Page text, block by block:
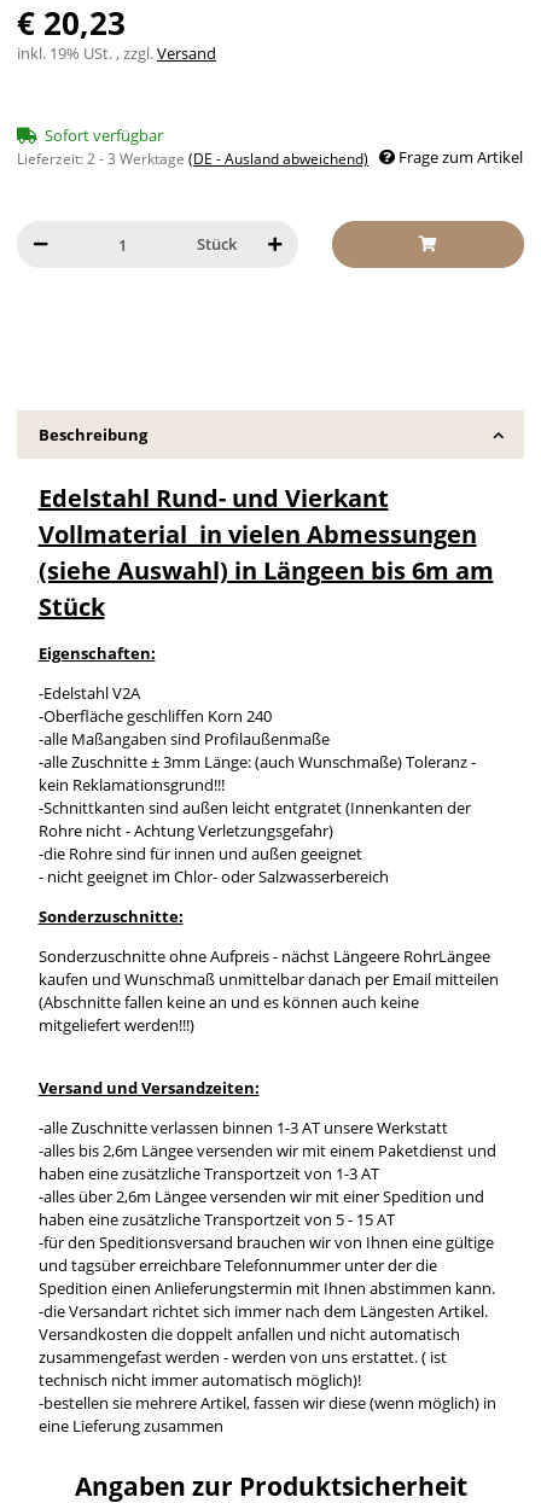
€ 20,23
inkl. 19% USt. , zzgl.Versand
Sofort verfügbar
Lieferzeit:2 - 3 Werktage (DE - Ausland abweichend) Frage zum Artikel
Stück
Beschreibung
Edelstahl Rund- und Vierkant
Vollmaterial in vielen Abmessungen
(siehe Auswahl) in Längeen bis 6m am
Stück
Eigenschaften:
-Edelstahl V2A
-Oberfläche geschliffen Korn 240
-alle Maßangaben sind Profilaußenmaße
-alle Zuschnitte ± 3mm Länge: (auch Wunschmaße) Toleranz -
kein Reklamationsgrund!!!
-Schnittkanten sind außen leicht entgratet (Innenkanten der
Rohre nicht - Achtung Verletzungsgefahr)
-die Rohre sind für innen und außen geeignet
- nicht geeignet im Chlor- oder Salzwasserbereich
Sonderzuschnitte:
Sonderzuschnitte ohne Aufpreis - nächst Längeere RohrLängee
kaufen und Wunschmaß unmittelbar danach per Email mitteilen
(Abschnitte fallen keine an und es können auch keine
mitgeliefert werden!!!)
Versand und Versandzeiten:
-alle Zuschnitte verlassen binnen 1-3 AT unsere Werkstatt
-alles bis 2,6m Längee versenden wir mit einem Paketdienst und
haben eine zusätzliche Transportzeit von 1-3 AT
-alles über 2,6m Längee versenden wir mit einer Spedition und
haben eine zusätzliche Transportzeit von 5 - 15 AT
-für den Speditionsversand brauchen wir von Ihnen eine gültige
und tagsüber erreichbare Telefonnummer unter der die
Spedition einen Anlieferungstermin mit Ihnen abstimmen kann.
-die Versandart richtet sich immer nach dem Längesten Artikel.
Versandkosten die doppelt anfallen und nicht automatisch
zusammengefast werden - werden von uns erstattet. ( ist
technisch nicht immer automatisch möglich)!
-bestellen sie mehrere Artikel, fassen wir diese (wenn möglich) in
eine Lieferung zusammen
Angaben zur Produktsicherheit